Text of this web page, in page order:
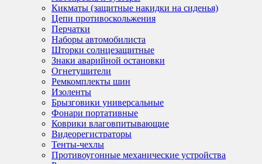
Кикматы (защитные накидки на сиденья)
Цепи противоскольжения
Перчатки
Наборы автомобилиста
Шторки солнцезащитные
Знаки аварийной остановки
Огнетушители
Ремкомплекты шин
Изоленты
Брызговики универсальные
Фонари портативные
Коврики влаговпитывающие
Видеорегистраторы
Тенты-чехлы
Противоугонные механические устройства